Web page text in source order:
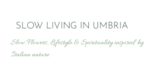
SLOW LIVING IN UMBRIA
Slow Flowers, Lifestyle & Spirituality inspired by
Italian nature